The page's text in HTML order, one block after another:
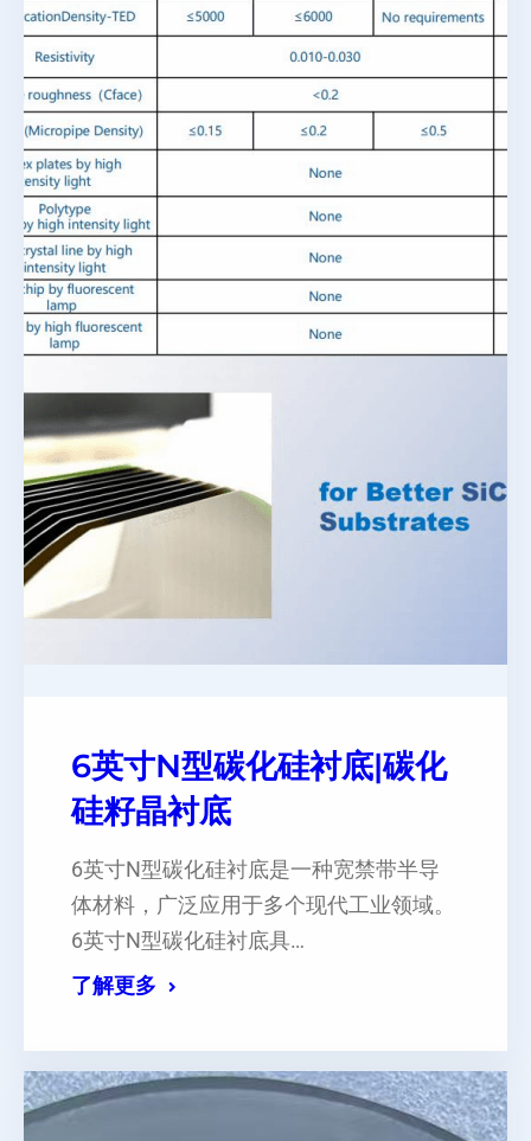
6英寸N型碳化硅衬底|碳化
硅籽晶衬底
6英寸N型碳化硅衬底是一种宽禁带半导
体材料，广泛应用于多个现代工业领域‌。
6英寸N型碳化硅衬底具…
了解更多